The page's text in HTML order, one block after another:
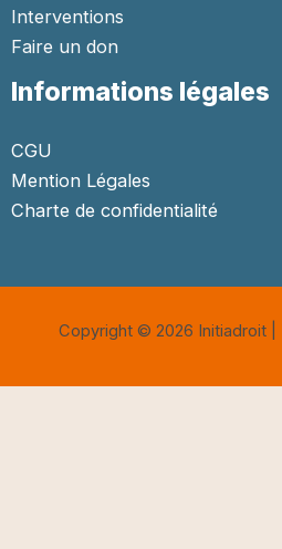
Interventions
Faire un don
Informations légales
CGU
Mention Légales
Charte de confidentialité
Copyright © 2026 Initiadroit |